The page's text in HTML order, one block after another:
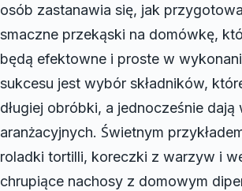
osób zastanawia się, jak
smaczne przekąski na domówkę,
będą efektowne i proste w
sukcesu jest wybór składników,
długiej obróbki, a jednocześnie dają
aranżacyjnych. Świetnym
roladki tortilli, koreczki z warzyw i
chrupiące nachosy z domowym